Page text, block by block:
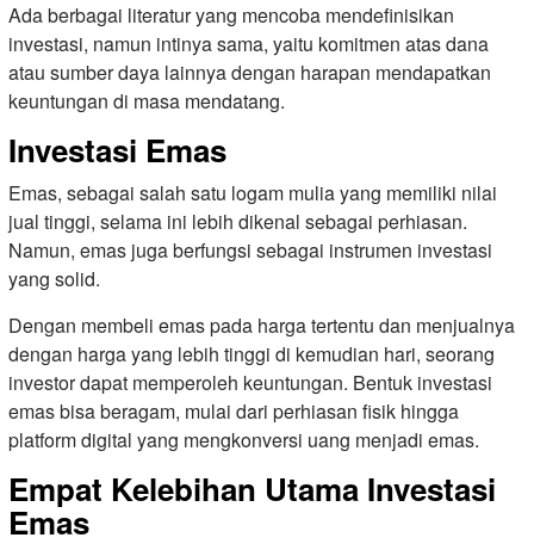
Ada berbagai literatur yang mencoba mendefinisikan
investasi, namun intinya sama, yaitu komitmen atas dana
atau sumber daya lainnya dengan harapan mendapatkan
keuntungan di masa mendatang.
Investasi Emas
Emas, sebagai salah satu logam mulia yang memiliki nilai
jual tinggi, selama ini lebih dikenal sebagai perhiasan.
Namun, emas juga berfungsi sebagai instrumen investasi
yang solid.
Dengan membeli emas pada harga tertentu dan menjualnya
dengan harga yang lebih tinggi di kemudian hari, seorang
investor dapat memperoleh keuntungan. Bentuk investasi
emas bisa beragam, mulai dari perhiasan fisik hingga
platform digital yang mengkonversi uang menjadi emas.
Empat Kelebihan Utama Investasi
Emas